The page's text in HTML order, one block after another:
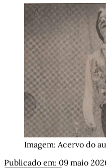
Imagem: Acervo do
Publicado em: 09 maio